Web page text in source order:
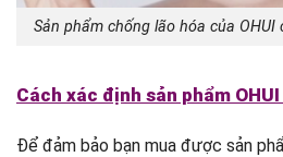
Sản phẩm chống lão hóa của
Cách xác định sản phẩm
Để đảm bảo bạn mua được sản